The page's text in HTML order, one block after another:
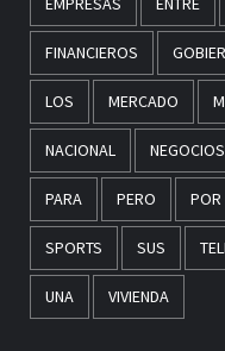
FINANCIEROS
LOS MERCADO
NACIONAL NEGOCIOS
PARA PERO POR
SPORTS SUS
UNA VIVIENDA